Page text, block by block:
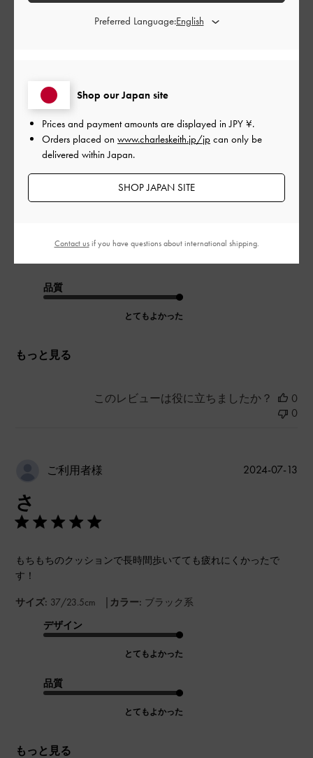
かわいい🩷
普段２４センチですがワンサイズ小さめで正解でした✨
ちょっと歩きやすさを求めると★3ですが
痛くなったりはないのでデザイン含めて買って良かったです。
サイズ: 37/23.5cm |カラー: ブラック系
品質
とてもよかった
もっと見る
このレビューは役に立ちましたか？
0
0
ご利用者様
さ
もちもちのクッションで長時間歩いてても疲れにくかったで
す！
サイズ: 37/23.5cm | カラー: ブラック系
デザイン
とてもよかった
品質
とてもよかった
もっと見る
公
2024-07-13
Shop our Japan site
Prices and payment amounts are displayed inJPY ¥.
Orders placed on www.charleskeith.jp/jp can only be
delivered within Japan.
SHOP JAPAN SITE
Preferred Language:
Contact usif you have questions about international shipping.